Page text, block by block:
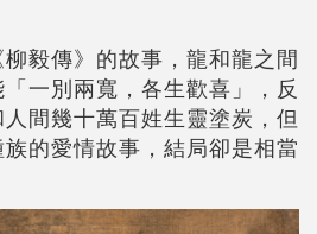
毅傳》的故事，龍和龍之間
一別兩寬，各生歡喜」，反
間幾十萬百姓生靈塗炭，但
的愛情故事，結局卻是相當